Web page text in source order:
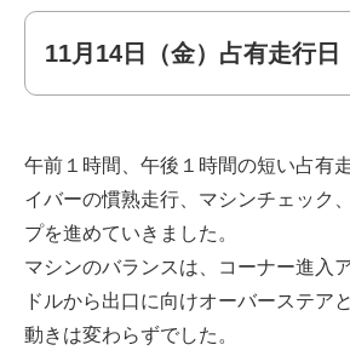
11月14日（金）占有走行日
午前１時間、午後１時間の短い占有
イバーの慣熟走行、マシンチェック
プを進めていきました。
マシンのバランスは、コーナー進入
ドルから出口に向けオーバーステア
動きは変わらずでした。